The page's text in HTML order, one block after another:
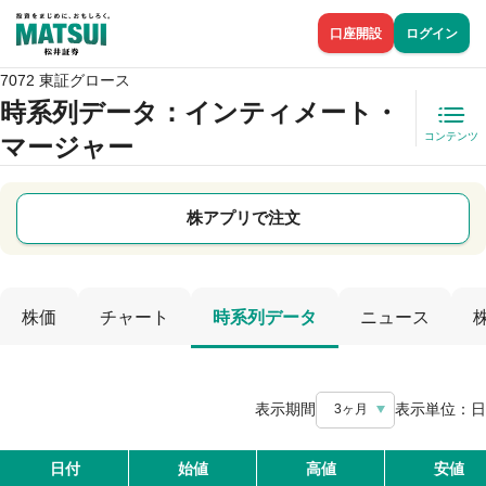
口座開設 ログイン
7072 東証グロース
時系列データ ：インティメート・
マージャー
コンテンツ
株アプリで注文
株価 チャート 時系列データ ニュース
表示期間 3ヶ月 表示単位： 日
日付 始値 高値 安値